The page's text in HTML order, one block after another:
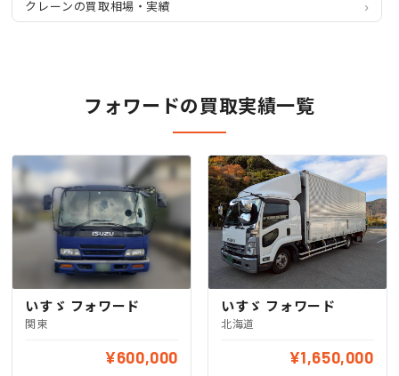
クレーンの買取相場・実績
フォワードの買取実績一覧
いすゞ フォワード
関東
¥600,000
いすゞ フォワード
北海道
¥1,650,000